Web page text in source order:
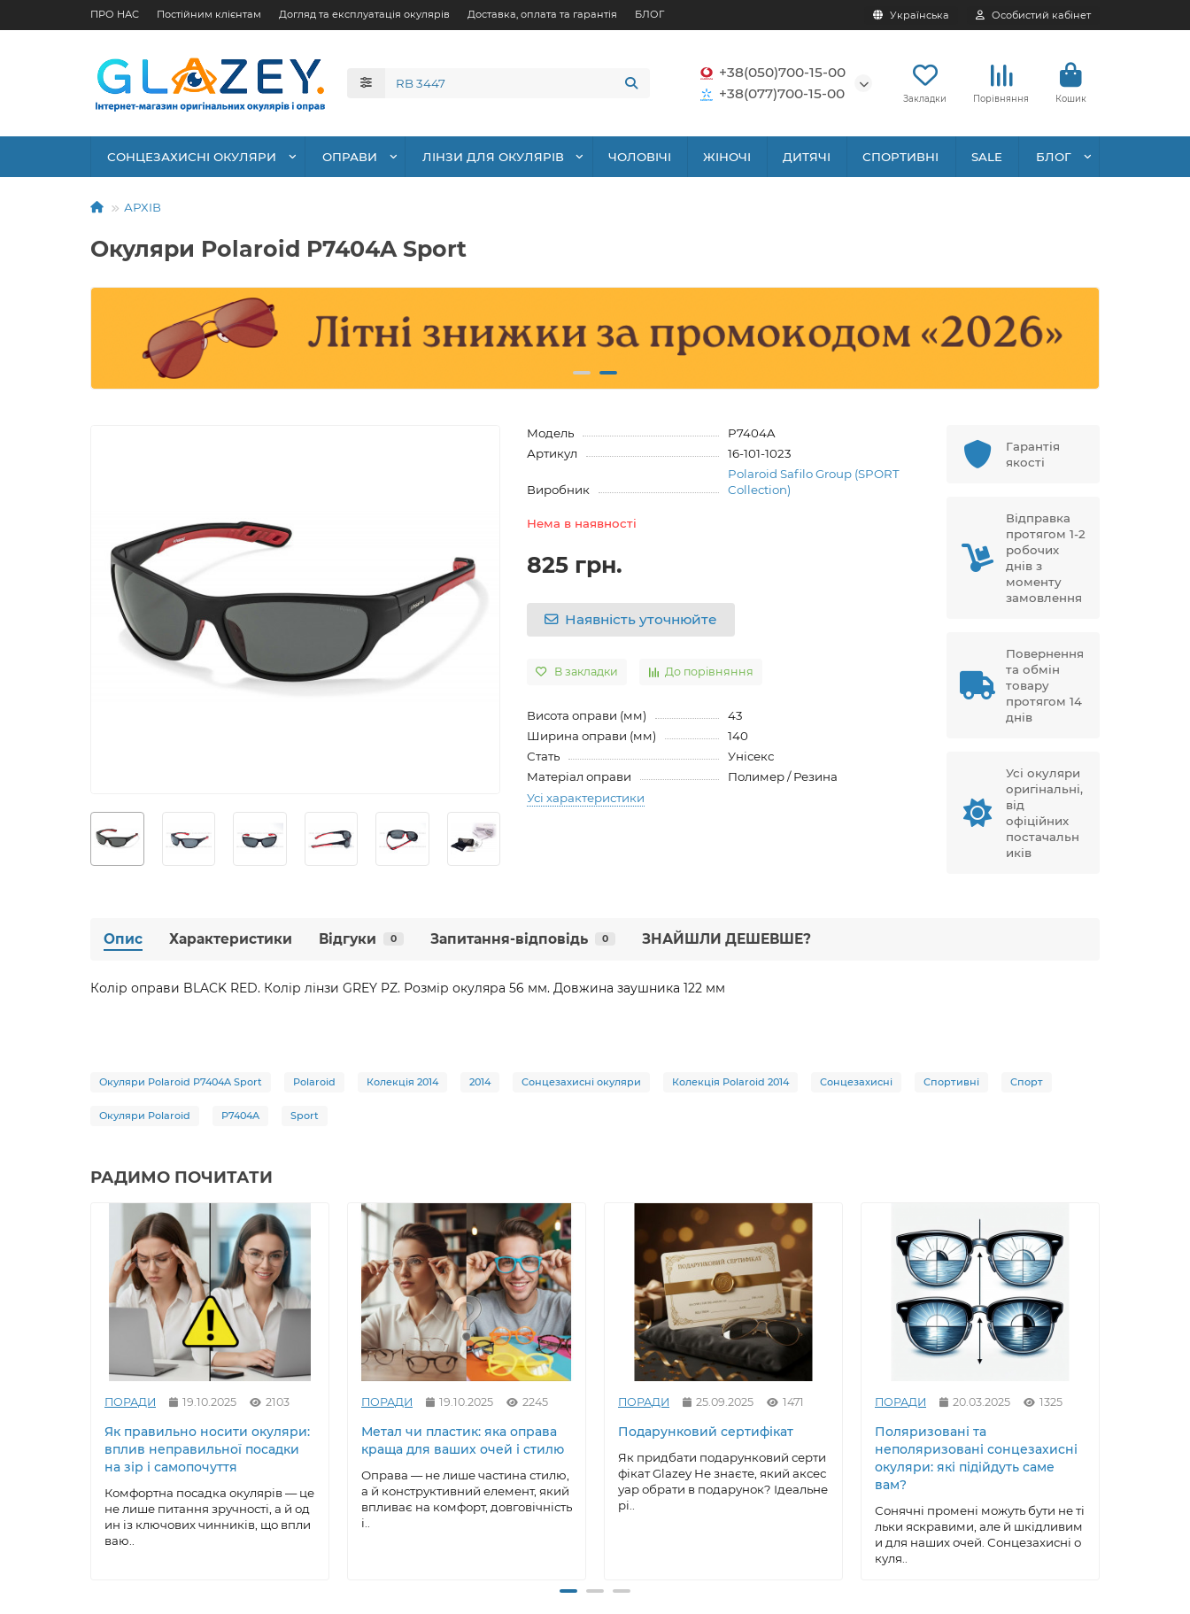
ПРО НАС Постійним клієнтам Догляд та експлуатація окулярів Доставка, оплата та гарантія БЛОГ Українська Особистий кабінет
+38(050)700-15-00
+38(077)700-15-00
Закладки Порівняння Кошик
СОНЦЕЗАХИСНІ ОКУЛЯРИ ОПРАВИ ЛІНЗИ ДЛЯ ОКУЛЯРІВ ЧОЛОВІЧІ ЖІНОЧІ ДИТЯЧІ СПОРТИВНІ SALE БЛОГ
АРХІВ
Окуляри Polaroid P7404A Sport
Модель
P7404A
Артикул
16-101-1023
Виробник
Polaroid Safilo Group (SPORT
Collection)
Нема в наявності
825 грн.
Наявність уточнюйте
В закладки До порівняння
Висота оправи (мм)
43
Ширина оправи (мм)
140
Стать
Унісекс
Матеріал оправи
Полимер / Резина
Усі характеристики
Гарантія
якості
Відправка
протягом 1-2
робочих
днів з
моменту
замовлення
Повернення
та обмін
товару
протягом 14
днів
Усі окуляри
оригінальні,
від
офіційних
постачальн
иків
Опис Характеристики Відгуки 0 Запитання-відповідь 0 ЗНАЙШЛИ ДЕШЕВШЕ?
Колір оправи BLACK RED. Колір лінзи GREY PZ. Розмір окуляра 56 мм. Довжина заушника 122 мм
Окуляри Polaroid P7404A Sport Polaroid Колекція 2014 2014 Сонцезахисні окуляри Колекція Polaroid 2014 Сонцезахисні Спортивні Спорт
Окуляри Polaroid P7404A Sport
РАДИМО ПОЧИТАТИ
ПОРАДИ 19.10.2025 2103
Як правильно носити окуляри:
вплив неправильної посадки
на зір і самопочуття
Комфортна посадка окулярів — це
не лише питання зручності, а й од
ин із ключових чинників, що впли
ваю..
ПОРАДИ 19.10.2025 2245
Метал чи пластик: яка оправа
краща для ваших очей і стилю
Оправа — не лише частина стилю,
а й конструктивний елемент, який
впливає на комфорт, довговічність
і..
ПОРАДИ 25.09.2025 1471
Подарунковий сертифікат
Як придбати подарунковий серти
фікат Glazey Не знаєте, який аксес
уар обрати в подарунок? Ідеальне
рі..
ПОРАДИ 20.03.2025 1325
Поляризовані та
неполяризовані сонцезахисні
окуляри: які підійдуть саме
вам?
Сонячні промені можуть бути не ті
льки яскравими, але й шкідливим
и для наших очей. Сонцезахисні о
куля..